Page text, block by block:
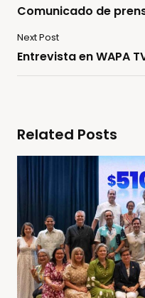
Comunicado de
Next Post
Entrevista en WAPA
Related Posts